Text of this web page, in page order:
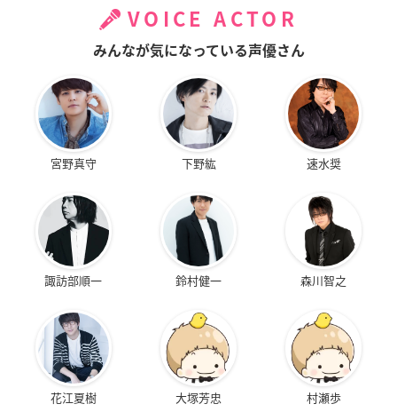
VOICE ACTOR
みんなが気になっている声優さん
宮野真守 下野紘 速水奨
諏訪部順一 鈴村健一 森川智之
花江夏樹 大塚芳忠 村瀬歩